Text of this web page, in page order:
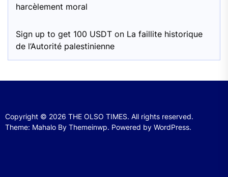
harcèlement moral
Sign up to get 100 USDT on La faillite historique
de l’Autorité palestinienne
Copyright © 2026 THE OLSO TIMES. All rights reserved.
Theme: Mahalo By Themeinwp. Powered by WordPress.